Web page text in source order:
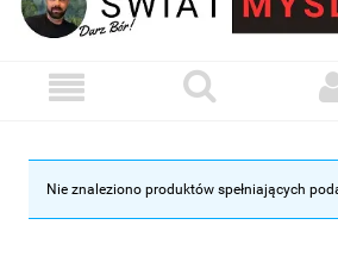
Nie znaleziono produktów spełniających